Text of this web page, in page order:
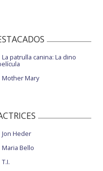
La patrulla canina: La dino
Mother Mary
Jon Heder
Maria Bello
T.I.